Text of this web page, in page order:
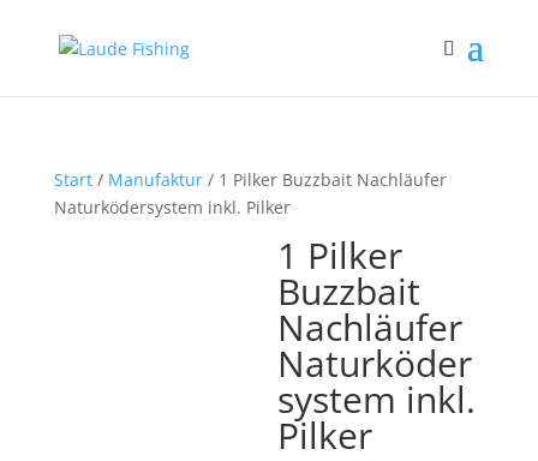
Start/ Manufaktur/ 1 Pilker Buzzbait Nachläufer
Naturködersystem inkl. Pilker
1 Pilker
Buzzbait
Nachläufer
Naturköder
system inkl.
Pilker